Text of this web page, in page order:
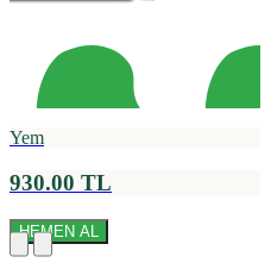
Yem
930.00 TL
HEMEN AL